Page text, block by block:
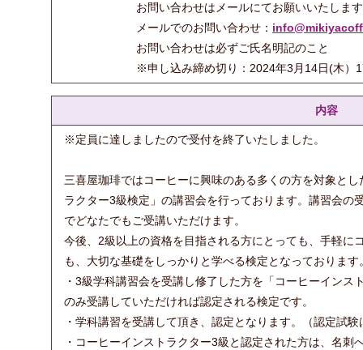
お問い合わせはメールにてお願いいたしま
メールでのお問い合わせ：
お問い合わせは必ずご氏名明記のこと
※申し込み締め切り：2024年3月14日(木）
内容
※定員に達しましたので受付を終了いたしました。
三喜屋珈琲ではコーヒーに興味のある多くの方を対象と
ラクター3級検定」の講習会を行っております。講習会の
でどなたでもご受講いただけます。
今後、2級以上の資格を目指される方にとっても、手軽に
も、大切な基礎をしっかりと学べる検定となっております
・3級学科講習会を受講し修了した方を「コーヒーイン
のみ受講していただければ認定される検定です。
・学科講習を受講して頂き、認定となります。（認定試
・コーヒーインストラクター3級と認定された方は、名